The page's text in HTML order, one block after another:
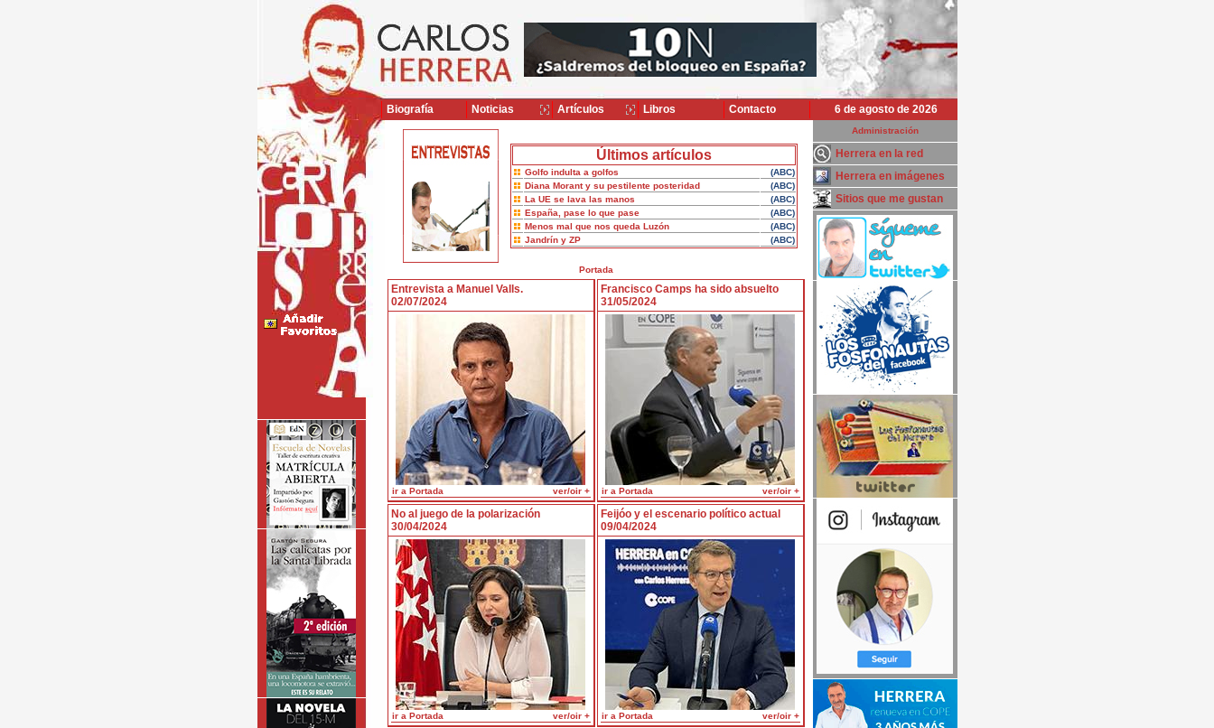
6 de agosto de 2026
Últimos artículos
Golfo indulta a golfos
(ABC)
Diana Morant y su pestilente posteridad
(ABC)
La UE se lava las manos
(ABC)
España, pase lo que pase
(ABC)
Menos mal que nos queda Luzón
(ABC)
Jandrín y ZP
(ABC)
Portada
Entrevista a Manuel Valls.
02/07/2024
ir a Portada ver/oir +
Francisco Camps ha sido absuelto
31/05/2024
ir a Portada ver/oir +
No al juego de la polarización
30/04/2024
ir a Portada ver/oir +
Feijóo y el escenario político actual
09/04/2024
ir a Portada ver/oir +
Administración
Herrera en la red
Herrera en imágenes
Sitios que me gustan
Biografía Noticias Artículos Libros Contacto